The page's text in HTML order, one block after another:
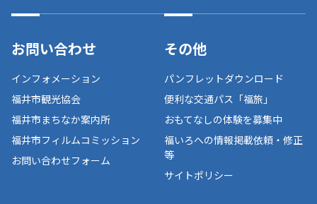
お問い合わせ
インフォメーション
福井市観光協会
福井市まちなか案内所
福井市フィルムコミッション
お問い合わせフォーム
その他
パンフレットダウンロード
便利な交通パス「福旅」
おもてなしの体験を募集中
福いろへの情報掲載依頼・修正
等
サイトポリシー